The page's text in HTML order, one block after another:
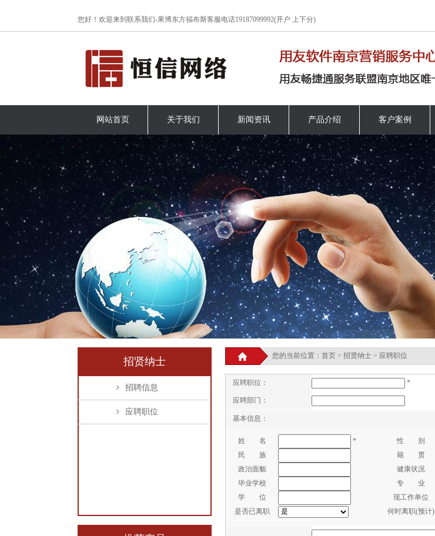
您好！欢迎来到联系我们-果博东方福布斯客服电话19187099992(开户 上下分)
网站首页 关于我们 新闻资讯 产品介绍 客户案例
招贤纳士
招聘信息
应聘职位
您的当前位置：首页 > 招贤纳士 > 应聘职位
应聘职位： *
应聘部门：
基本信息：
姓 名 * 性 别
民 族
籍 贯
政治面貌
健康状况
毕业学校
专 业
学 位
现工作单位
是否已离职
何时离职(预计)